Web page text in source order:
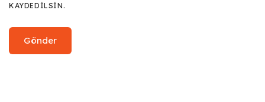
KAYDEDILSIN.